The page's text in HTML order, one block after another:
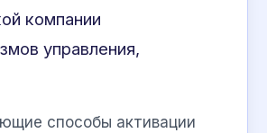
компании
управления,
способы активации